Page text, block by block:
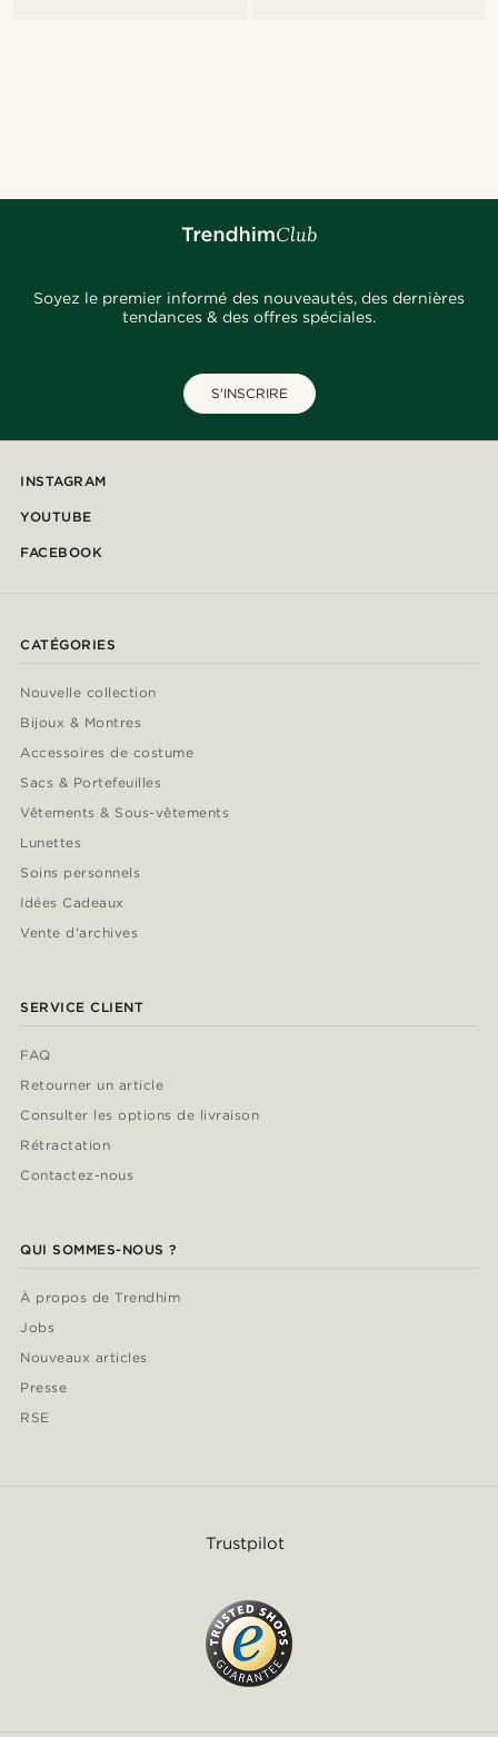
Soyez le premier informé des nouveautés, des dernières
tendances & des offres spéciales.
S'INSCRIRE
INSTAGRAM
YOUTUBE
FACEBOOK
CATÉGORIES
Nouvelle collection
Bijoux & Montres
Accessoires de costume
Sacs & Portefeuilles
Vêtements & Sous-vêtements
Lunettes
Soins personnels
Idées Cadeaux
Vente d'archives
SERVICE CLIENT
FAQ
Retourner un article
Consulter les options de livraison
Rétractation
Contactez-nous
QUI SOMMES-NOUS ?
À propos de Trendhim
Jobs
Nouveaux articles
Presse
RSE
Trustpilot